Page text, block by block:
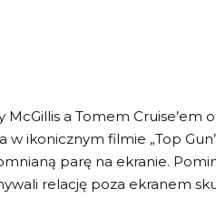
a Tomem Cruise’em
w ikonicznym filmie „Top
parę na ekranie.
relację poza ekranem